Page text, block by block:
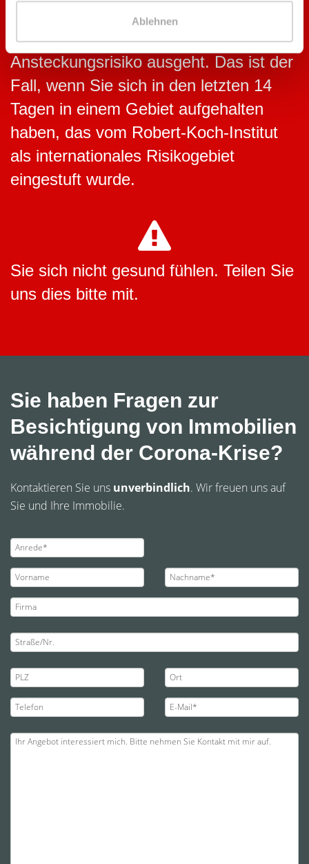
Ablehnen
von Ihnen ein erhöhtes
Ansteckungsrisiko ausgeht. Das ist der
Fall, wenn Sie sich in den letzten 14
Tagen in einem Gebiet aufgehalten
haben, das vom Robert-Koch-Institut
als internationales Risikogebiet
eingestuft wurde.
Sie sich nicht gesund fühlen. Teilen Sie
uns dies bitte mit.
Sie haben Fragen zur
Besichtigung von Immobilien
während der Corona-Krise?
Kontaktieren Sie uns unverbindlich. Wir freuen uns auf
Sie und Ihre Immobilie.